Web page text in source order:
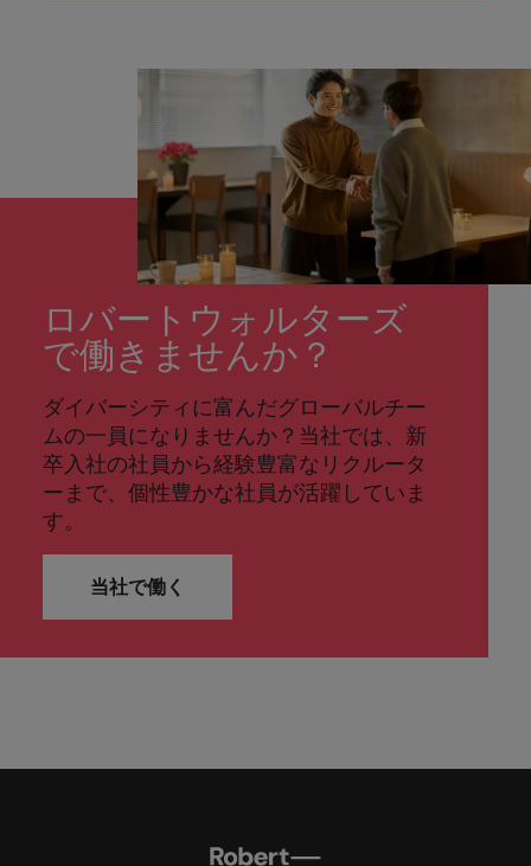
ロバートウォルターズ
で働きませんか？
ダイバーシティに富んだグローバルチー
ムの一員になりませんか？当社では、新
卒入社の社員から経験豊富なリクルータ
ーまで、個性豊かな社員が活躍していま
す。
当社で働く